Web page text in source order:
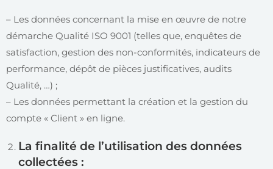
– Les données concernant la mise en œuvre de notre
démarche Qualité ISO 9001 (telles que, enquêtes de
satisfaction, gestion des non-conformités, indicateurs de
performance, dépôt de pièces justificatives, audits
Qualité, …) ;
– Les données permettant la création et la gestion du
compte « Client » en ligne.
La finalité de l’utilisation des données
collectées :